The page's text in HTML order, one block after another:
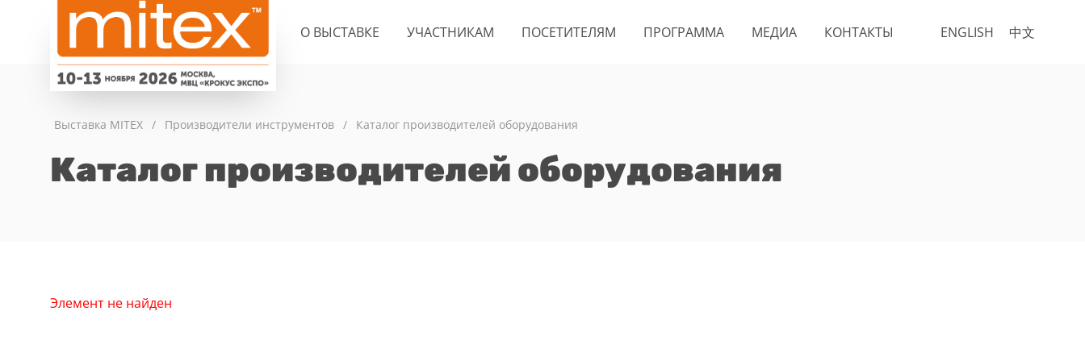
ENGLISH 中文
О ВЫСТАВКЕ УЧАСТНИКАМ ПОСЕТИТЕЛЯМ ПРОГРАММА МЕДИА КОНТАКТЫ
Выставка MITEX / Производители инструментов / Каталог производителей оборудования
Каталог производителей оборудования
Элемент не найден